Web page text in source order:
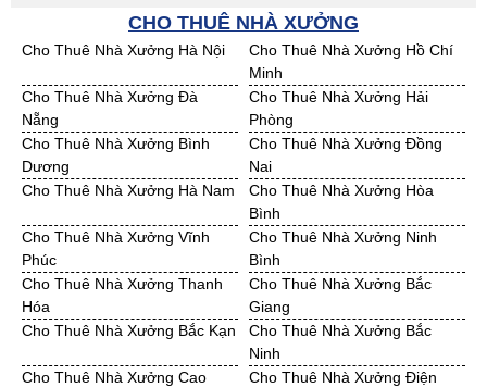
Bán Đất KCN Nghệ An
Bán Đất KCN Ninh Thuận
Bán Đất KCN Phú Yên
Bán Đất KCN Quảng Bình
Bán Đất KCN Quảng Nam
Bán Đất KCN Quảng Ngãi
Bán Đất KCN Bà Rịa - VT
Bán Đất KCN Cần Thơ
Bán Đất KCN An Giang
Bán Đất KCN Bạc Liêu
Bán Đất KCN Bến Tre
Bán Đất KCN Bình Phước
Bán Đất KCN Cà Mau
Bán Đất KCN Đồng Tháp
Bán Đất KCN Hậu Giang
Bán Đất KCN Kiên Giang
Bán Đất KCN Long An
Bán Đất KCN Sóc Trăng
Bán Đất KCN Tây Ninh
Bán Đất KCN Tiền Giang
Bán Đất KCN Trà Vinh
Bán Đất KCN Vĩnh Long
Bán Đất KCN Hải Dương
Bán Đất KCN Hưng Yên
Bán Đất KCN Quảng Ninh
CHO THUÊ NHÀ XƯỞNG
Cho Thuê Nhà Xưởng Hà Nội
Cho Thuê Nhà Xưởng Hồ Chí
Minh
Cho Thuê Nhà Xưởng Đà
Nẵng
Cho Thuê Nhà Xưởng Hải
Phòng
Cho Thuê Nhà Xưởng Bình
Dương
Cho Thuê Nhà Xưởng Đồng
Nai
Cho Thuê Nhà Xưởng Hà Nam
Cho Thuê Nhà Xưởng Hòa
Bình
Cho Thuê Nhà Xưởng Vĩnh
Phúc
Cho Thuê Nhà Xưởng Ninh
Bình
Cho Thuê Nhà Xưởng Thanh
Hóa
Cho Thuê Nhà Xưởng Bắc
Giang
Cho Thuê Nhà Xưởng Bắc Kạn
Cho Thuê Nhà Xưởng Bắc
Ninh
Cho Thuê Nhà Xưởng Cao
Cho Thuê Nhà Xưởng Điện